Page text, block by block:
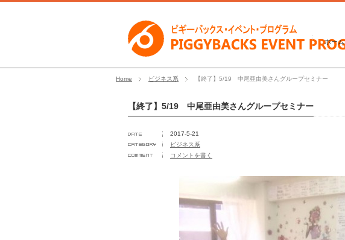
ホーム
Home ビジネス系 【終了】5/19 中尾亜由美さんグループセミナー
【終了】5/19 中尾亜由美さんグループセミナー
2017-5-21
ビジネス系
コメントを書く